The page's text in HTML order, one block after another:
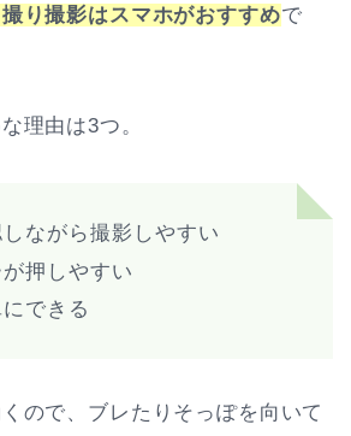
り撮影はスマホがおすすめで
理由は3つ。
ながら撮影しやすい
押しやすい
できる
ので、ブレたりそっぽを向いて